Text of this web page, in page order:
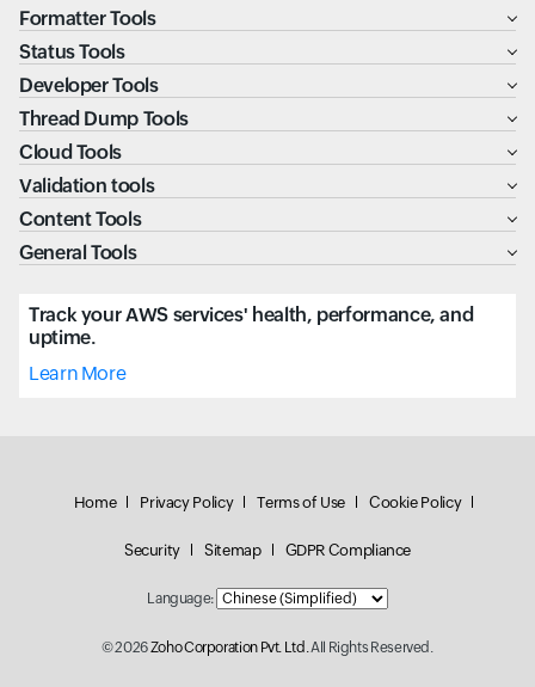
Formatter Tools
Status Tools
Developer Tools
Thread Dump Tools
Cloud Tools
Validation tools
Content Tools
General Tools
Track your AWS services' health, performance, and
uptime.
Learn More
Home Privacy Policy Terms of Use Cookie Policy
Security Sitemap GDPR Compliance
Language:
© 2026Zoho Corporation Pvt. Ltd.All Rights Reserved.